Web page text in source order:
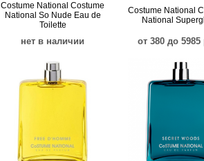
Costume National Costume
National So Nude Eau de
Toilette
нет в наличии
Costume National
National
от 380 до 5985